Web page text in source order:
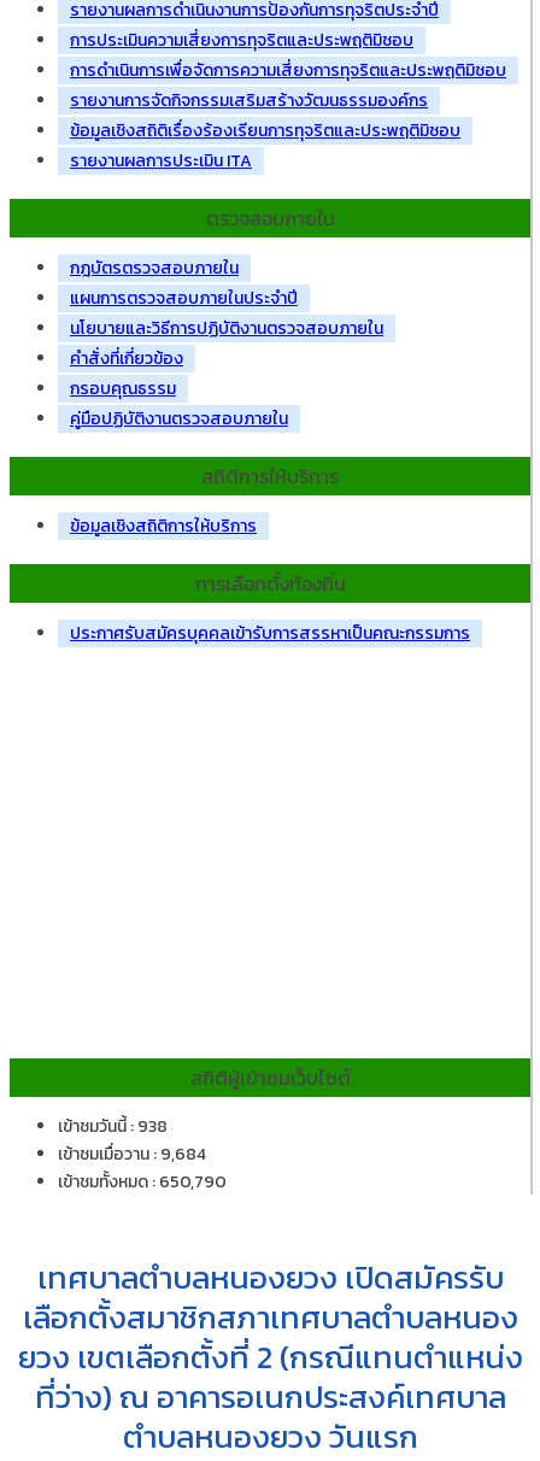
รายงานผลการดำเนินงานการป้องกันการทุจริตประจำปี
การประเมินความเสี่ยงการทุจริตและประพฤติมิชอบ
การดำเนินการเพื่อจัดการความเสี่ยงการทุจริตและประพฤติมิชอบ
รายงานการจัดกิจกรรมเสริมสร้างวัฒนธรรมองค์กร
ข้อมูลเชิงสถิติเรื่องร้องเรียนการทุจริตและประพฤติมิชอบ
รายงานผลการประเมิน ITA
ตรวจสอบภายใน
กฎบัตรตรวจสอบภายใน
แผนการตรวจสอบภายในประจำปี
นโยบายและวิธีการปฏิบัติงานตรวจสอบภายใน
คำสั่งที่เกี่ยวข้อง
กรอบคุณธรรม
คู่มือปฏิบัติงานตรวจสอบภายใน
สถิติการให้บริการ
ข้อมูลเชิงสถิติการให้บริการ
การเลือกตั้งท้องถิ่น
ประกาศรับสมัครบุคคลเข้ารับการสรรหาเป็นคณะกรรมการ
สถิติผู้เข้าชมเว็บไซต์
เข้าชมวันนี้ : 938
เข้าชมเมื่อวาน : 9,684
เข้าชมทั้งหมด : 650,790
เทศบาลตำบลหนองยวง เปิดสมัครรับ
เลือกตั้งสมาชิกสภาเทศบาลตำบลหนอง
ยวง เขตเลือกตั้งที่ 2 (กรณีแทนตำแหน่ง
ที่ว่าง) ณ อาคารอเนกประสงค์เทศบาล
ตำบลหนองยวง วันแรก